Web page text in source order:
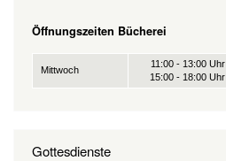
Öffnungszeiten Bücherei
Mittwoch
11:00 - 13:00 Uhr
15:00 - 18:00 Uhr
Gottesdienste